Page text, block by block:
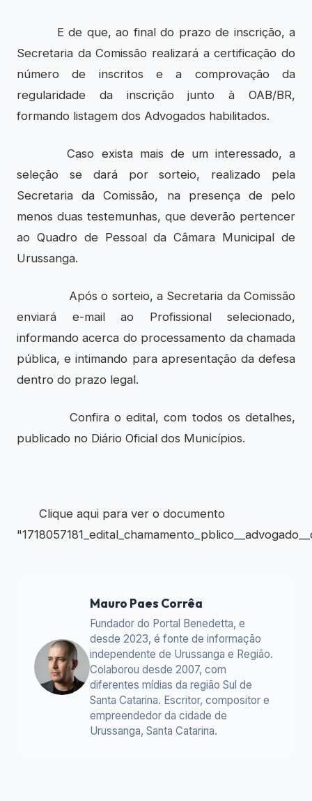
E de que, ao final do prazo de inscrição, a
Secretaria da Comissão realizará a certificação do
número de inscritos e a comprovação da
regularidade da inscrição junto à OAB/BR,
formando listagem dos Advogados habilitados.
Caso exista mais de um interessado, a
seleção se dará por sorteio, realizado pela
Secretaria da Comissão, na presença de pelo
menos duas testemunhas, que deverão pertencer
ao Quadro de Pessoal da Câmara Municipal de
Urussanga.
Após o sorteio, a Secretaria da Comissão
enviará e-mail ao Profissional selecionado,
informando acerca do processamento da chamada
pública, e intimando para apresentação da defesa
dentro do prazo legal.
Confira o edital, com todos os detalhes,
publicado no Diário Oficial dos Municípios.
Clique aqui para ver o documento
Mauro Paes Corrêa
Fundador do Portal Benedetta, e
desde 2023, é fonte de informação
independente de Urussanga e Região.
Colaborou desde 2007, com
diferentes mídias da região Sul de
Santa Catarina. Escritor, compositor e
empreendedor da cidade de
Urussanga, Santa Catarina.